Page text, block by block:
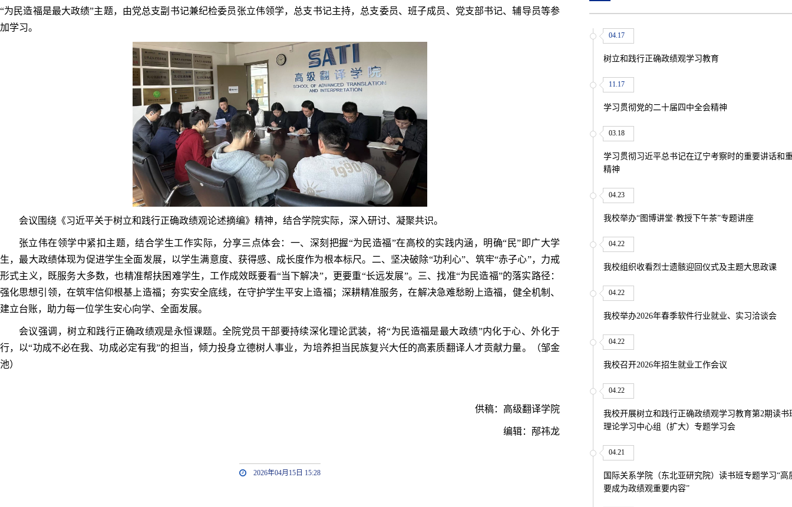
“为民造福是最大政绩”主题，由党总支副书记兼纪检委员张立伟领学，总支书记主持，总支委员、班子成员、党支部书记、辅导员等参
加学习。
会议围绕《习近平关于树立和践行正确政绩观论述摘编》精神，结合学院实际，深入研讨、凝聚共识。
张立伟在领学中紧扣主题，结合学生工作实际，分享三点体会：一、 深刻把握“为民造福”在高校的实践内涵 ，明确“民”即广大学
生，最大政绩体现为促进学生全面发展，以学生满意度、获得感、成长度作为根本标尺。二、 坚决破除“功利心”、筑牢“赤子心”，力戒
形式主义，既服务大多数，也精准帮扶困难学生，工作成效既要看“当下解决”，更要重“长远发展”。三、找准“为民造福”的落实路径：
强化思想引领，在筑牢信仰根基上造福；夯实安全底线，在守护学生平安上造福；深耕精准服务，在解决急难愁盼上造福，健全机制、
建立台账，助力每一位学生安心向学、全面发展。
会议强调，树立和践行正确政绩观是永恒课题。全院党员干部要持续深化理论武装，将“为民造福是最大政绩”内化于心、外化于
行，以“功成不必在我、功成必定有我”的担当，倾力投身立德树人事业，为培养担当民族复兴大任的高素质翻译人才贡献力量。（邹金
池）
供稿：高级翻译学院
编辑：邴祎龙
2026年04月15日 15:28
04.17
树立和践行正确政绩观学习教育
11.17
学习贯彻党的二十届四中全会精神
03.18
学习贯彻习近平总书记在辽宁考察时的重要讲话和
精神
04.23
我校举办“图博讲堂·教授下午茶”专题讲座
04.22
我校组织收看烈士遗骸迎回仪式及主题大思政课
04.22
我校举办2026年春季软件行业就业、实习洽谈会
04.22
我校召开2026年招生就业工作会议
04.22
我校开展树立和践行正确政绩观学习教育第2期读书
理论学习中心组（扩大）专题学习会
04.21
国际关系学院（东北亚研究院）读书班专题学习“高
要成为政绩观重要内容”